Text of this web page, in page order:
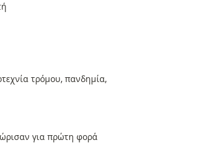
τρόμου, πανδημία,
για πρώτη φορά